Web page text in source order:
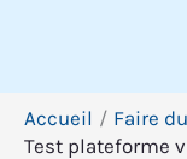
Accueil
Faire
Test plateforme